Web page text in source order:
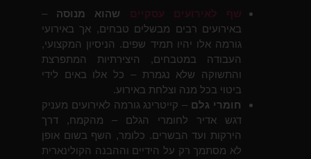
שף לאירועים עסקיים שהוא מנוסה –
באירועים רבים מבשלים טבחים, אך באירועי
גורמה אלו יהיו תמיד שפים. הניסיון המקצועי,
העבודה במטבחים, היצירתיות המתפרצת
והתשוקה שלא נגמרת – כל אלו באים לידי
ביטוי בכל מנה וצלחת באירוע.
חומרי גלם – קייטרינג גורמה לאירועים מעניק
דגש אדיר לחומרי הגלם – מהקמח, דרך
הירקות ועד הבשרים. כלומר, השף בשום אופן
לא מסתמך רק על הידיים וההבנה הקולינארית